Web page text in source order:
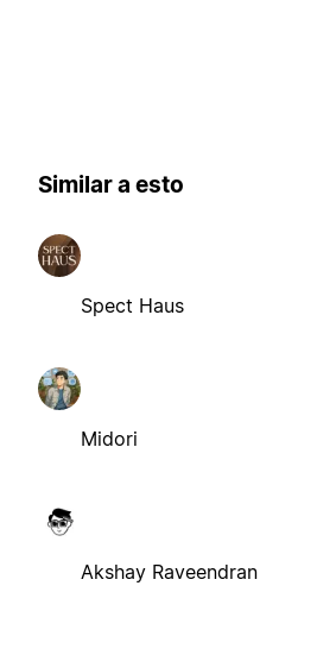
Similar a esto
Spect Haus
Midori
Akshay Raveendran